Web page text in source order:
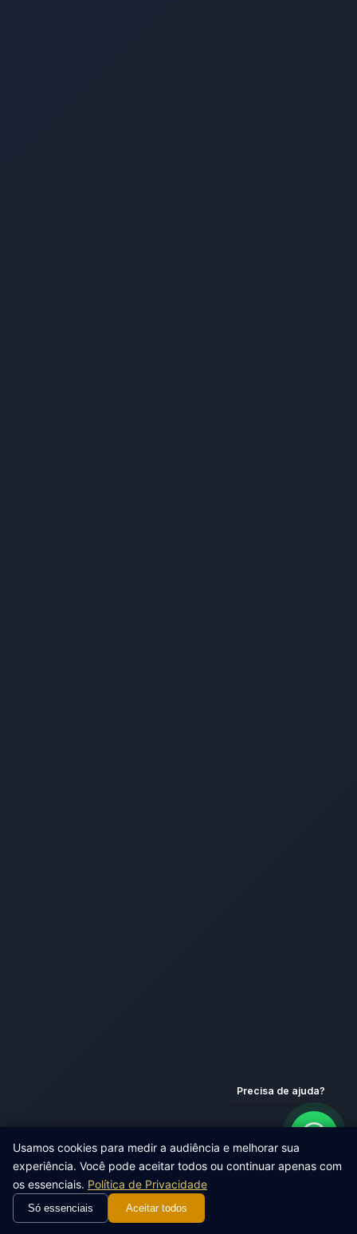
Precisa de ajuda?
WhatsApp
Usamos cookies para medir a audiência e melhorar sua
experiência. Você pode aceitar todos ou continuar apenas com
os essenciais. Política de Privacidade
Só essenciais Aceitar todos